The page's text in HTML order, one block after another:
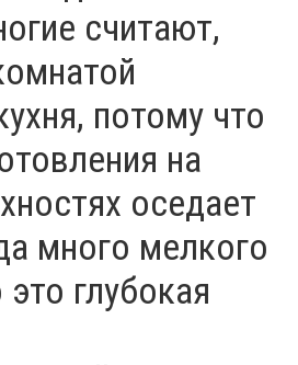
считают,
потому что
на
оседает
много мелкого
глубокая